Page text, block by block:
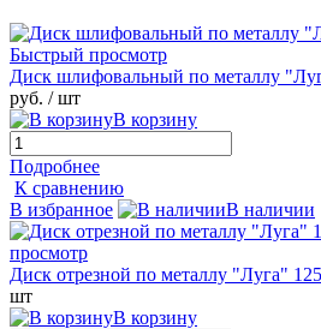
Быстрый просмотр
Диск шлифовальный по металлу
руб. / шт
В корзину
Подробнее
К сравнению
В избранное
В наличии
просмотр
Диск отрезной по металлу "Луга"
шт
В корзину